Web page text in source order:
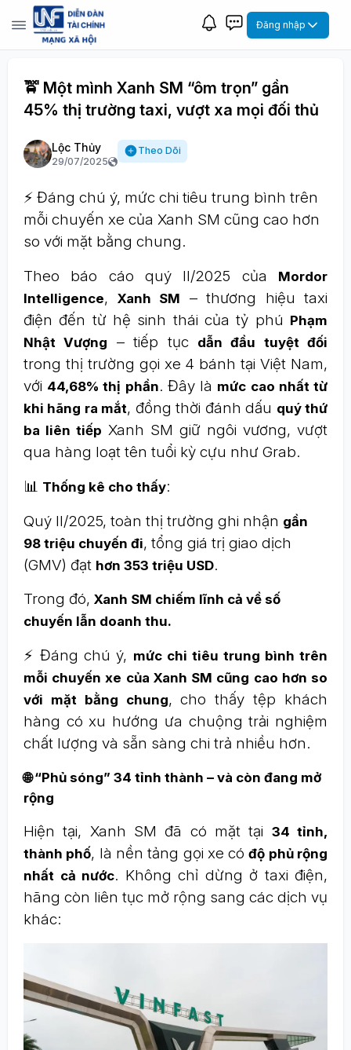
Đăng nhập
🚖 Một mình Xanh SM “ôm trọn” gần
45% thị trường taxi, vượt xa mọi đối thủ
Lộc Thủy
29/07/2025
Theo Dõi
⚡ Đáng chú ý, mức chi tiêu trung bình trên
mỗi chuyến xe của Xanh SM cũng cao hơn
so với mặt bằng chung.
Theo báo cáo quý II/2025 của
Mordor
Intelligence, Xanh SM
– thương hiệu taxi
điện đến từ hệ sinh thái của tỷ phú Phạm
Nhật Vượng
– tiếp tục dẫn đầu tuyệt đối
trong thị trường gọi xe 4 bánh tại Việt Nam,
với 44,68% thị phần. Đây là mức cao nhất từ
khi hãng ra mắt, đồng thời đánh dấu quý thứ
ba liên tiếp Xanh SM giữ ngôi vương, vượt
qua hàng loạt tên tuổi kỳ cựu như Grab.
📊 Thống kê cho thấy:
Quý II/2025, toàn thị trường ghi nhận gần
98 triệu chuyến đi, tổng giá trị giao dịch
(GMV) đạt hơn 353 triệu USD.
Trong đó, Xanh SM chiếm lĩnh cả về số
chuyến lẫn doanh thu.
⚡ Đáng chú ý, mức chi tiêu trung bình trên
mỗi chuyến xe của Xanh SM cũng cao hơn so
với mặt bằng chung, cho thấy tệp khách
hàng có xu hướng ưa chuộng trải nghiệm
chất lượng và sẵn sàng chi trả nhiều hơn.
🌐“Phủ sóng” 34 tỉnh thành – và còn đang mở
rộng
Hiện tại, Xanh SM đã có mặt tại 34 tỉnh,
thành phố, là nền tảng gọi xe cóđộ phủ rộng
nhất cả nước. Không chỉ dừng ở taxi điện,
hãng còn liên tục mở rộng sang các dịch vụ
khác: